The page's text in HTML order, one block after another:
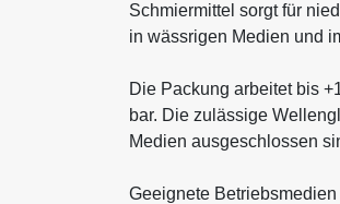
Schmiermittel sorgt für
in wässrigen Medien und
Die Packung arbeitet bis
bar. Die zulässige
Medien ausgeschlossen
Geeignete